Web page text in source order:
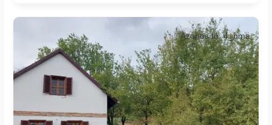
Azonosító: 4_bma